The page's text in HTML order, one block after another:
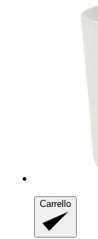
Carrello